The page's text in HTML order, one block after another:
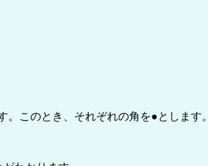
このとき、それぞれの角を●とします。